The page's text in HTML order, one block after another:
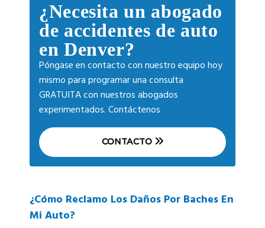
¿Necesita un abogado
de accidentes de auto
en Denver?
Póngase en contacto con nuestro equipo hoy
mismo para programar una consulta
GRATUITA con nuestros abogados
experimentados. Contáctenos
CONTACTO
¿Cómo Reclamo Los Daños Por Baches En
Mi Auto?